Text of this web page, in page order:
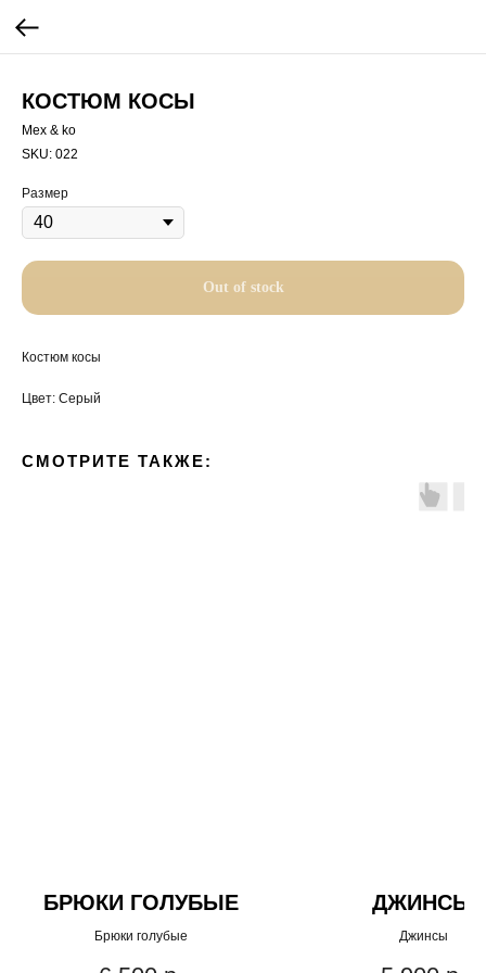
КОСТЮМ КОСЫ
Mex & ko
SKU: 022
Размер
Out of stock
Костюм косы
Цвет: Серый
СМОТРИТЕ ТАКЖЕ:
БРЮКИ ГОЛУБЫЕ
Брюки голубые
ДЖИНСЫ
Джинсы